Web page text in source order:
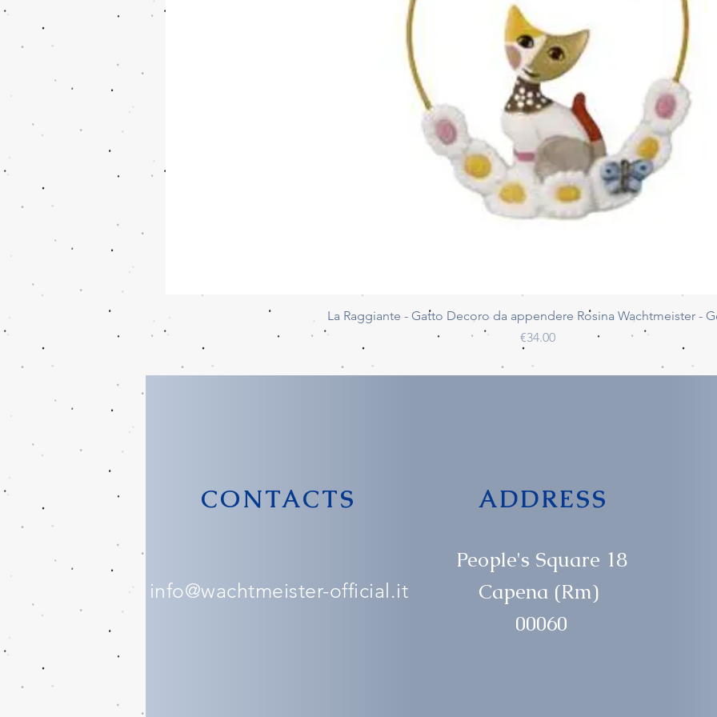
Quick View
La Raggiante - Gatto Decoro da appendere Rosina Wachtmeister -
Price
€34.00
CONTACTS
info@wachtmeister-official.it
ADDRESS
People's Square 18
Capena (Rm)
00060